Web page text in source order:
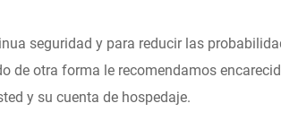
seguridad y para reducir las
de otra forma le recomendamos
y su cuenta de hospedaje.